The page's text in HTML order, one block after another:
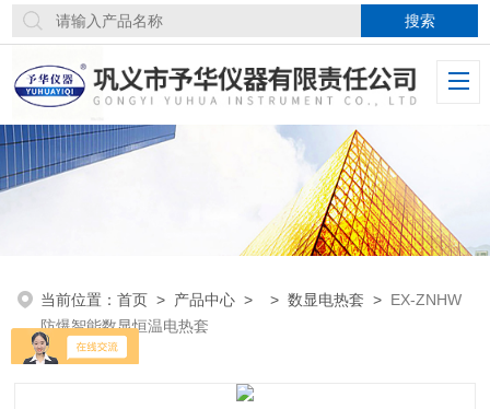
当前位置：首页 > 产品中心 > >数显电热套 > EX-ZNHW
防爆智能数显恒温电热套